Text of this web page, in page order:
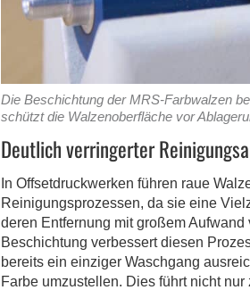
Die Beschichtung der MRS-Farbwalzen
schützt die Walzenoberfläche vor
Deutlich verringerter
In Offsetdruckwerken führen raue
Reinigungsprozessen, da sie eine
deren Entfernung mit großem
Beschichtung verbessert diesen
bereits ein einziger Waschgang
Farbe umzustellen. Dies führt nicht